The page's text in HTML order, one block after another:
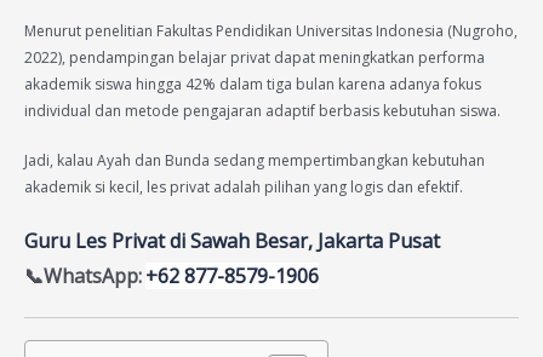
Menurut penelitian Fakultas Pendidikan Universitas Indonesia (Nugroho,
2022), pendampingan belajar privat dapat meningkatkan performa
akademik siswa hingga 42% dalam tiga bulan karena adanya fokus
individual dan metode pengajaran adaptif berbasis kebutuhan siswa.
Jadi, kalau Ayah dan Bunda sedang mempertimbangkan kebutuhan
akademik si kecil, les privat adalah pilihan yang logis dan efektif.
Guru Les Privat di Sawah Besar, Jakarta Pusat
📞WhatsApp:+62 877-8579-1906